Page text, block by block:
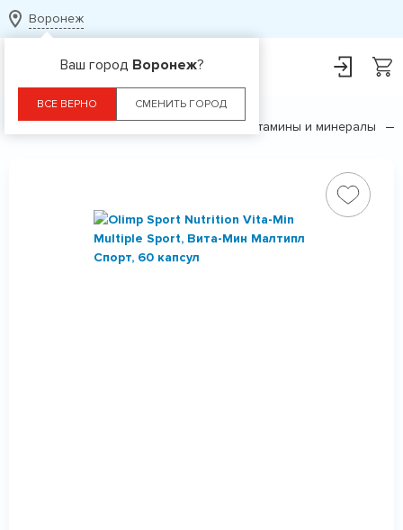
Воронеж
Ваш город Воронеж?
ВСЕ ВЕРНО СМЕНИТЬ ГОРОД
Витамины и минералы